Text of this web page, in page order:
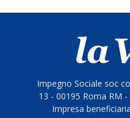
Impegno Sociale soc
13 - 00195 Roma RM
Impresa